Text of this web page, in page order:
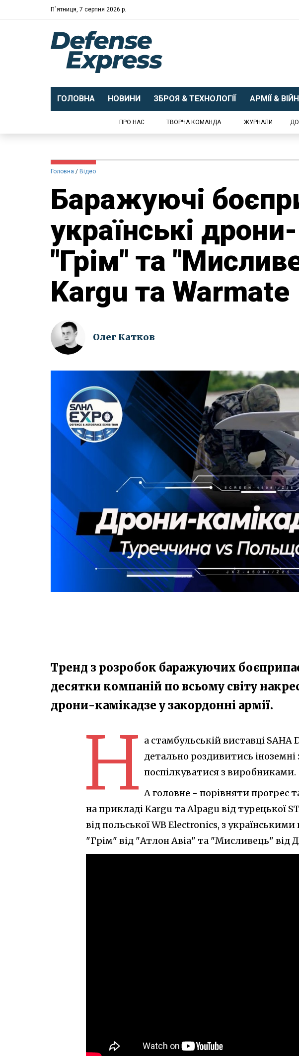
П`ятниця, 7 серпня 2026 р.
ГОЛОВНА НОВИНИ ЗБРОЯ & ТЕХНОЛОГІЇ АРМІЇ &
ПРО НАС ТВОРЧА КОМАНДА ЖУРНАЛИ
Головна Відео
Баражуючі
українські
"Грім" та
Kargu та Warmate
Олег Катков
Тренд з розробок баражуючих
десятки компаній по всьому світу
дрони-камікадзе у закордонні армії.
Н а стамбульській виставці
детально роздивитись іноземні
поспілкуватися з виробниками.
А головне - порівняти прогрес
на прикладі Kargu та Alpagu від турецької
від польської WB Electronics, з
"Грім" від "Атлон Авіа" та "Мисливець" від